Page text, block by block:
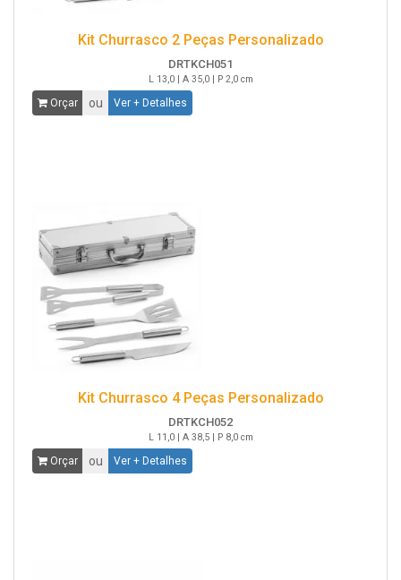
Kit Churrasco 2 Peças Personalizado
DRTKCH051
L 13,0 | A 35,0 | P 2,0 cm
Orçar ou Ver + Detalhes
Kit Churrasco 4 Peças Personalizado
DRTKCH052
L 11,0 | A 38,5 | P 8,0 cm
Orçar ou Ver + Detalhes